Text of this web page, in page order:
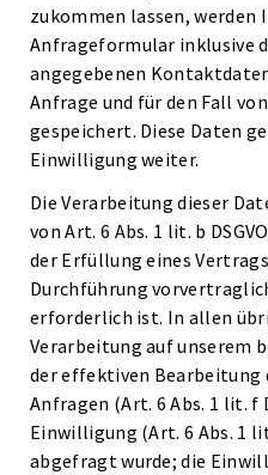
zukommen lassen, werden
Anfrageformular inklusive
angegebenen
Anfrage und für den Fall
gespeichert. Diese Daten
Einwilligung weiter.
Die Verarbeitung dieser
von Art. 6 Abs. 1 lit. b
der Erfüllung eines
Durchführung
erforderlich ist. In allen
Verarbeitung auf unserem
der effektiven Bearbeitung
Anfragen (Art. 6 Abs. 1 lit. f
Einwilligung (Art. 6 Abs. 1
abgefragt wurde; die